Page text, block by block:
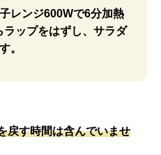
レンジ600Wで6分加熱
ラップをはずし、サラダ
。
戻す時間は含んでいませ